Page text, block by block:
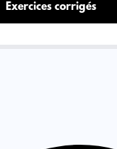
Exercices corrigés